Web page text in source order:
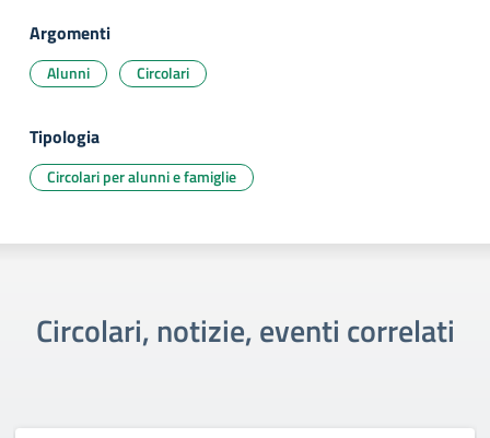
Argomenti
Alunni Circolari
Tipologia
Circolari per alunni e famiglie
Circolari, notizie, eventi correlati